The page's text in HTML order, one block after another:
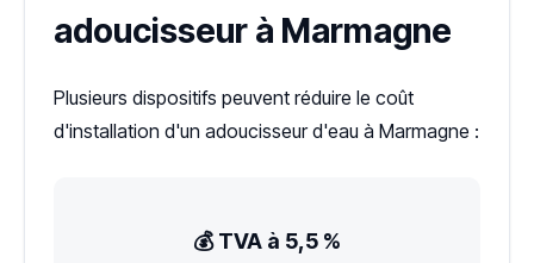
adoucisseur à Marmagne
Plusieurs dispositifs peuvent réduire le coût
d'installation d'un adoucisseur d'eau à Marmagne :
💰 TVA à 5,5 %